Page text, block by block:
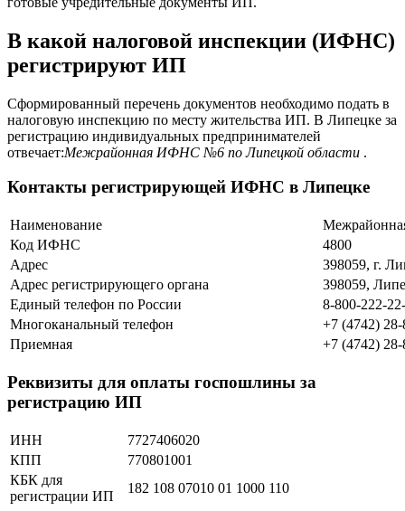
В какой налоговой инспекции (ИФНС)
регистрируют ИП
Сформированный перечень документов необходимо подать в
налоговую инспекцию по месту жительства ИП. В Липецке за
регистрацию индивидуальных предпринимателей
отвечает:Межрайонная ИФНС №6 по Липецкой области .
Контакты регистрирующей ИФНС в Липецке
Наименование
Код ИФНС
4800
Адрес
398059, г.
Адрес регистрирующего органа
398059,
Единый телефон по России
8-800-222-
Многоканальный телефон
+7 (4742)
Приемная
+7 (4742)
Реквизиты для оплаты госпошлины за
регистрацию ИП
ИНН
7727406020
КПП
770801001
КБК для
регистрации ИП
182 108 07010 01 1000 110